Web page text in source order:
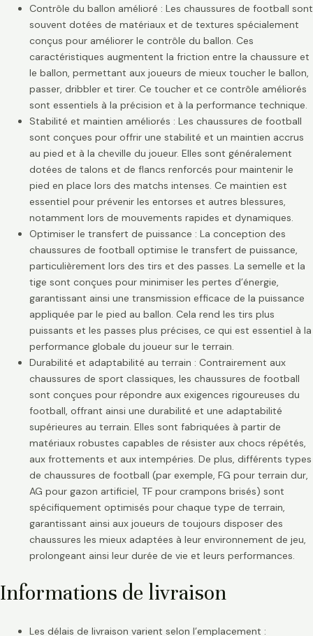
Contrôle du ballon amélioré : Les chaussures de football sont
souvent dotées de matériaux et de textures spécialement
conçus pour améliorer le contrôle du ballon. Ces
caractéristiques augmentent la friction entre la chaussure et
le ballon, permettant aux joueurs de mieux toucher le ballon,
passer, dribbler et tirer. Ce toucher et ce contrôle améliorés
sont essentiels à la précision et à la performance technique.
Stabilité et maintien améliorés : Les chaussures de football
sont conçues pour offrir une stabilité et un maintien accrus
au pied et à la cheville du joueur. Elles sont généralement
dotées de talons et de flancs renforcés pour maintenir le
pied en place lors des matchs intenses. Ce maintien est
essentiel pour prévenir les entorses et autres blessures,
notamment lors de mouvements rapides et dynamiques.
Optimiser le transfert de puissance : La conception des
chaussures de football optimise le transfert de puissance,
particulièrement lors des tirs et des passes. La semelle et la
tige sont conçues pour minimiser les pertes d’énergie,
garantissant ainsi une transmission efficace de la puissance
appliquée par le pied au ballon. Cela rend les tirs plus
puissants et les passes plus précises, ce qui est essentiel à la
performance globale du joueur sur le terrain.
Durabilité et adaptabilité au terrain : Contrairement aux
chaussures de sport classiques, les chaussures de football
sont conçues pour répondre aux exigences rigoureuses du
football, offrant ainsi une durabilité et une adaptabilité
supérieures au terrain. Elles sont fabriquées à partir de
matériaux robustes capables de résister aux chocs répétés,
aux frottements et aux intempéries. De plus, différents types
de chaussures de football (par exemple, FG pour terrain dur,
AG pour gazon artificiel, TF pour crampons brisés) sont
spécifiquement optimisés pour chaque type de terrain,
garantissant ainsi aux joueurs de toujours disposer des
chaussures les mieux adaptées à leur environnement de jeu,
prolongeant ainsi leur durée de vie et leurs performances.
Informations de livraison
Les délais de livraison varient selon l’emplacement :